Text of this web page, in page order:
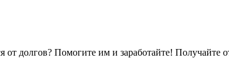
от долгов? Помогите им и заработайте!